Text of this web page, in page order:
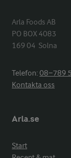
Arla Foods AB
PO BOX 4083
169 04  Solna
Telefon:08−789
Kontakta oss
Arla.se
Start